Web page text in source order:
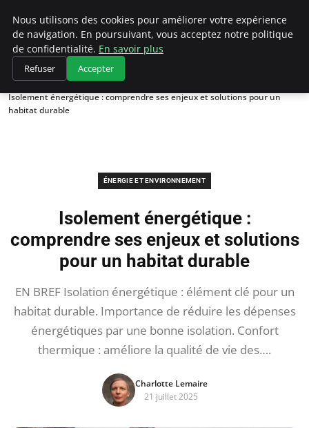
Climategatecountryclub.com
Accueil
Énergie et environnement
Isolement énergétique : comprendre ses enjeux et solutions pour un
habitat durable
ÉNERGIE ET ENVIRONNEMENT
Isolement énergétique :
comprendre ses enjeux et solutions
pour un habitat durable
EN BREF Isolation énergétique : élément clé pour un
habitat durable. Importance de réduire les dépenses
énergétiques par une bonne isolation. Confort
thermique : améliore la qualité de vie des….
Charlotte Lemaire
21 juillet 2025
Nous utilisons des cookies pour améliorer votre expérience
de navigation. En poursuivant, vous acceptez notre politique
de confidentialité. En savoir plus
Refuser Accepter